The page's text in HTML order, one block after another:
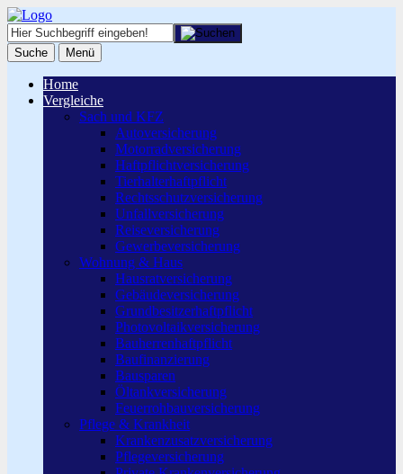
Suche Menü
Home
Vergleiche
Sach und KFZ
Autoversicherung
Motorradversicherung
Haftpflichtversicherung
Tierhalterhaftpflicht
Rechtsschutzversicherung
Unfallversicherung
Reiseversicherung
Gewerbeversicherung
Wohnung & Haus
Hausratversicherung
Gebäudeversicherung
Grundbesitzerhaftpflicht
Photovoltaikversicherung
Bauherrenhaftpflicht
Baufinanzierung
Bausparen
Öltankversicherung
Feuerrohbauversicherung
Pflege & Krankheit
Krankenzusatzversicherung
Pflegeversicherung